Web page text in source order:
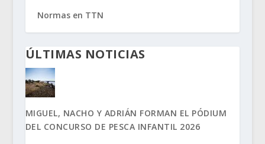
Normas en TTN
ÚLTIMAS NOTICIAS
MIGUEL, NACHO Y ADRIÁN FORMAN EL PÓDIUM
DEL CONCURSO DE PESCA INFANTIL 2026